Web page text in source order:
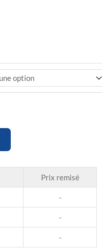
Prix remisé
-
-
-